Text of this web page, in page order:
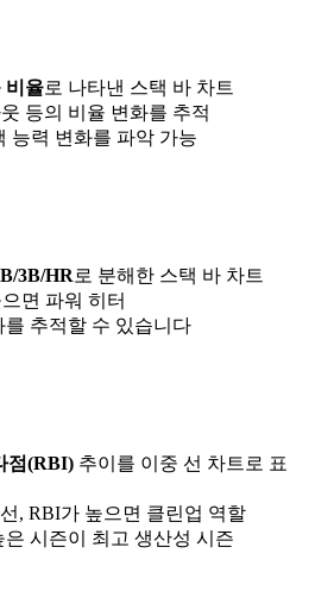
비율로 나타낸 스택 바 차트
등의 비율 변화를 추적
능력 변화를 파악 가능
3B/HR로 분해한 스택 바 차트
면 파워 히터
추적할 수 있습니다
점(RBI) 추이를 이중 선 차트로 표
, RBI가 높으면 클린업 역할
시즌이 최고 생산성 시즌